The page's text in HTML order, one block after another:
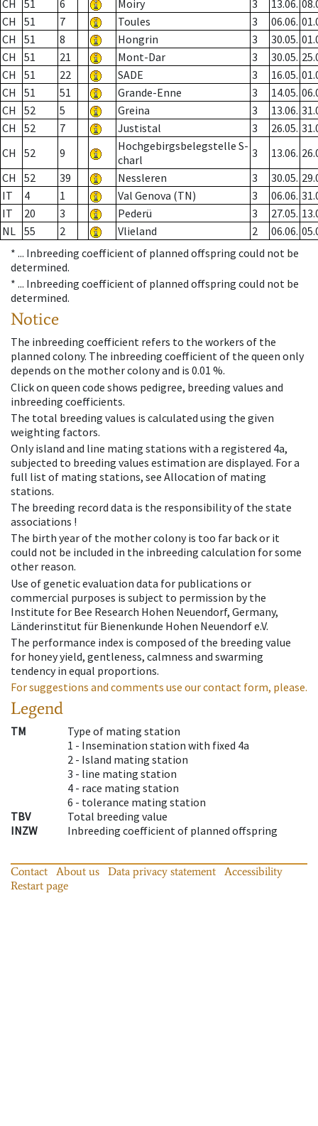
CH 51 6 Moiry 3 13.06.
CH
51 7 Toules 3 06.06.
CH
51 8 Hongrin 3 30.05.
CH
51 21 Mont-Dar 3 30.05.
CH
51 22 SADE 3 16.05.
CH
51 51 Grande-Enne 3 14.05.
CH
52 5 Greina 3 13.06.
CH
52 7 Justistal 3 26.05.
CH
52 9
Hochgebirgsbelegstelle S-
charl
3 13.06.
CH
52 39 Nessleren 3 30.05.
IT
4 1 Val Genova (TN) 3 06.06.
IT
20 3 Pederü 3 27.05.
NL 55 2 Vlieland 2 06.06.
* ... Inbreeding coefficient of planned offspring could not be
determined.
* ... Inbreeding coefficient of planned offspring could not be
determined.
Notice
The inbreeding coefficient refers to the workers of the
planned colony. The inbreeding coefficient of the queen only
depends on the mother colony and is 0.01 %.
Click on queen code shows pedigree, breeding values and
inbreeding coefficients.
The total breeding values is calculated using the given
weighting factors.
Only island and line mating stations with a registered 4a,
subjected to breeding values estimation are displayed. For a
full list of mating stations, see Allocation of mating
stations.
The breeding record data is the responsibility of the state
associations !
The birth year of the mother colony is too far back or it
could not be included in the inbreeding calculation for some
other reason.
Use of genetic evaluation data for publications or
commercial purposes is subject to permission by the
Institute for Bee Research Hohen Neuendorf, Germany,
Länderinstitut für Bienenkunde Hohen Neuendorf e.V.
The performance index is composed of the breeding value
for honey yield, gentleness, calmness and swarming
tendency in equal proportions.
For suggestions and comments use our contact form, please.
Legend
TM
Type of mating station
1 - Insemination station with fixed 4a
2 - Island mating station
3 - line mating station
4 - race mating station
6 - tolerance mating station
TBV
Total breeding value
INZW
Inbreeding coefficient of planned offspring
Contact About us Data privacy statement
Accessibility
Restart page